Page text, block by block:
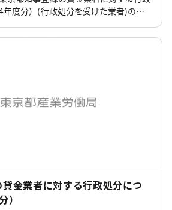
度分）(行政処分を受けた業者)のペ
金業者に対する行政処分につ
）